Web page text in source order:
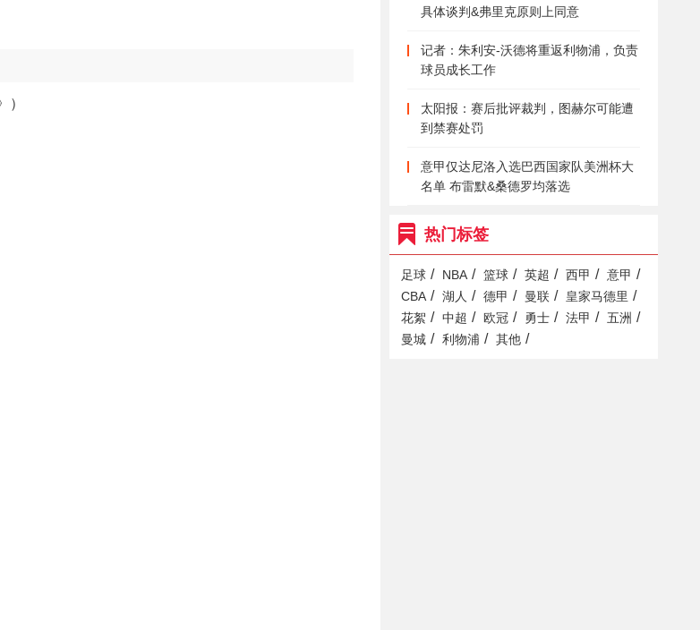
具体谈判&弗里克原则上同意
记者：朱利安-沃德将重返利物浦，负责
球员成长工作
太阳报：赛后批评裁判，图赫尔可能遭
到禁赛处罚
意甲仅达尼洛入选巴西国家队美洲杯大
名单 布雷默&桑德罗均落选
热门标签
足球 / NBA / 篮球 / 英超 / 西甲 / 意甲 /
CBA / 湖人 / 德甲 / 曼联 / 皇家马德里 /
花絮 / 中超 / 欧冠 / 勇士 / 法甲 / 五洲 /
曼城 / 利物浦 / 其他 /